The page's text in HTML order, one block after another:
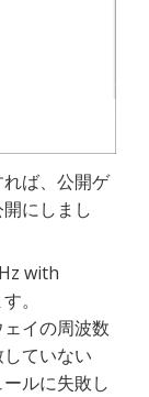
ば、公開ゲ
にしまし
with
。
イの周波数
ていない
ルに失敗し